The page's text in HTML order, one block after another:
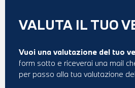
VALUTA IL TUO
Vuoi una valutazione del tuo
form sotto e riceverai una mail
per passo alla tua valutazione